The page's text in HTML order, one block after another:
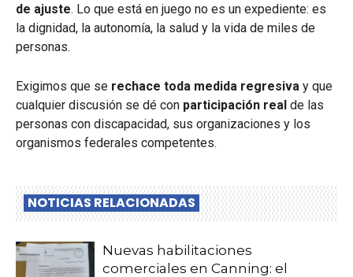
de ajuste. Lo que está en juego no es un expediente: es
la dignidad, la autonomía, la salud y la vida de miles de
personas.
Exigimos que se rechace toda medida regresiva y que
cualquier discusión se dé con participación real de las
personas con discapacidad, sus organizaciones y los
organismos federales competentes.
NOTICIAS RELACIONADAS
Nuevas habilitaciones
comerciales en Canning: el